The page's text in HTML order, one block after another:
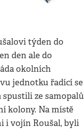
týden do
den ale do
okolních
jednotku řadící se
ze samopalů
kolony. Na místě
i vojín Roušal, byli